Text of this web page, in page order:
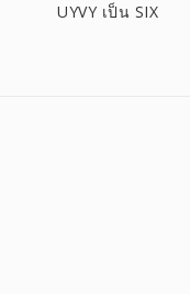
UYVY เป็น SIX